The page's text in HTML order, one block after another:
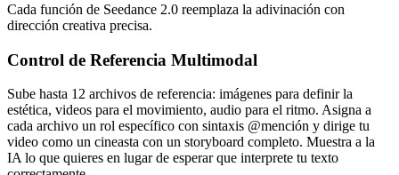
Cada función de Seedance 2.0 reemplaza la adivinación con
dirección creativa precisa.
Control de Referencia Multimodal
Sube hasta 12 archivos de referencia: imágenes para definir la
estética, videos para el movimiento, audio para el ritmo. Asigna a
cada archivo un rol específico con sintaxis @mención y dirige tu
video como un cineasta con un storyboard completo. Muestra a la
IA lo que quieres en lugar de esperar que interprete tu texto